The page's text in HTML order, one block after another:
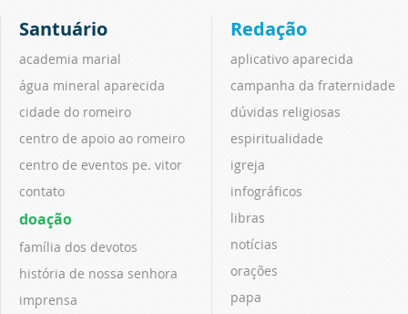
Santuário
academia marial
água mineral aparecida
cidade do romeiro
centro de apoio ao romeiro
centro de eventos pe. vitor
contato
doação
família dos devotos
história de nossa senhora
imprensa
Redação
aplicativo aparecida
campanha da fraternidade
dúvidas religiosas
espiritualidade
igreja
infográficos
libras
notícias
orações
papa